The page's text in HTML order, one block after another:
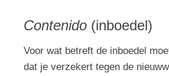
Contenido (inboedel)
Voor wat betreft de inboedel
dat je verzekert tegen de